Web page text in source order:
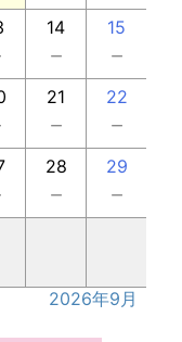
14
－
15
－
21
－
22
－
28
－
29
－
2026年9月